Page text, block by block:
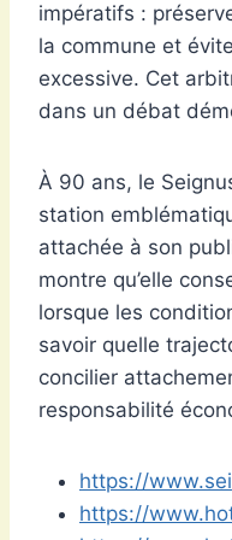
impératifs :
la commune et
excessive. Cet
dans un débat
À 90 ans, le
station
attachée à son
montre qu’elle
lorsque les
savoir quelle
concilier
responsabilité
https://
https://